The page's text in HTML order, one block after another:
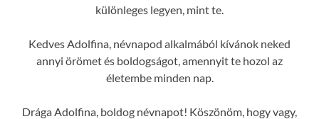
különleges legyen, mint te.
Kedves Adolfina, névnapod alkalmából kívánok neked
annyi örömet és boldogságot, amennyit te hozol az
életembe minden nap.
Drága Adolfina, boldog névnapot! Köszönöm, hogy vagy,